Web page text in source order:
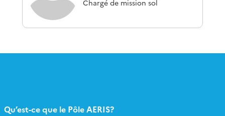
Chargé de mission sol
Qu’est-ce que le Pôle AERIS?